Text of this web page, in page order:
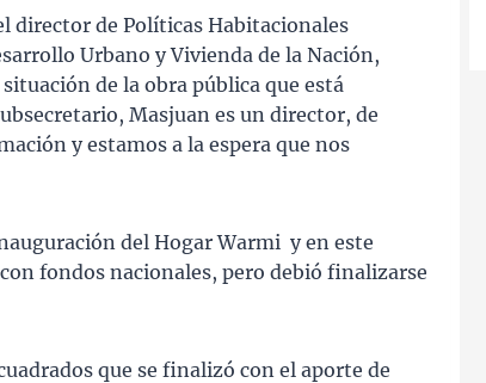
director de Políticas Habitacionales
Urbano y Vivienda de la Nación,
de la obra pública que está
Masjuan es un director, de
y estamos a la espera que nos
del Hogar Warmi y en este
fondos nacionales, pero debió finalizarse
que se finalizó con el aporte de